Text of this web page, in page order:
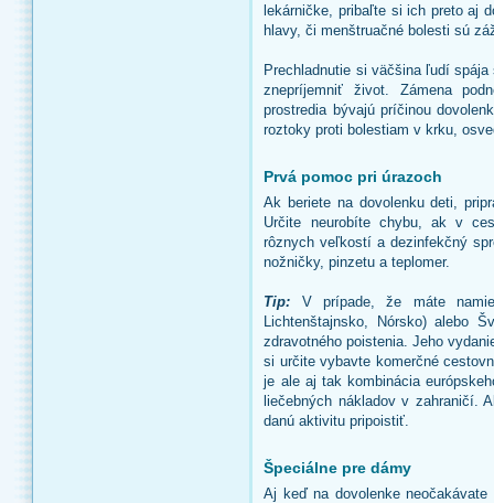
lekárničke, pribaľte si ich preto aj
hlavy, či menštruačné bolesti sú
Prechladnutie si väčšina ľudí
znepríjemniť život. Zámena
prostredia bývajú príčinou
roztoky proti bolestiam v krku,
Prvá pomoc pri úrazoch
Ak beriete na dovolenku deti,
Určite neurobíte chybu, ak v
rôznych veľkostí a dezinfekčný
nožničky, pinzetu a teplomer.
Tip: V prípade, že máte
Lichtenštajnsko, Nórsko) alebo
zdravotného poistenia. Jeho
si určite vybavte komerčné
je ale aj tak kombinácia
liečebných nákladov v zahraničí.
danú aktivitu pripoistiť.
Špeciálne pre dámy
Aj keď na dovolenke